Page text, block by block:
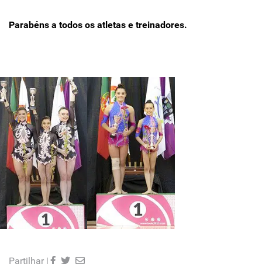
Parabéns a todos os atletas e treinadores.
Partilhar |